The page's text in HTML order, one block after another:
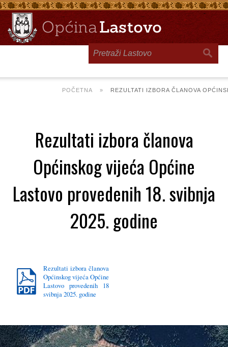
POČETNA » REZULTATI IZBORA ČLANOVA
Rezultati izbora članova
Općinskog vijeća Općine
Lastovo provedenih 18. svibnja
2025. godine
Rezultati izbora članova
Općinskog vijeća Općine
Lastovo provedenih 18
svibnja 2025. godine